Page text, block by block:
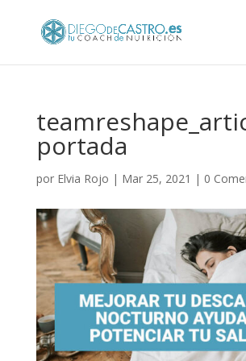
portada
por Elvia Rojo | Mar 25, 2021 | 0